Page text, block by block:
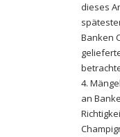
dieses
Banken
4.
an